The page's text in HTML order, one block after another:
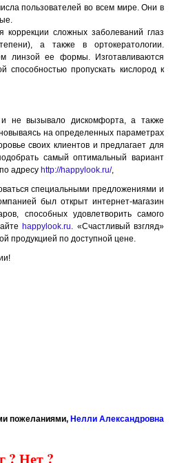
пользователей во всем мире. Они в
сложных заболеваний глаз
а также в ортокератологии.
линзой ее формы. Изготавливаются
способностью пропускать кислород к
не вызывало дискомфорта, а также
на определенных параметрах
своих клиентов и предлагает для
самый оптимальный вариант
адресу http://happylook.ru/,
специальными предложениями и
был открыт интернет-магазин
способных удовлетворить самого
happylook.ru. «Счастливый взгляд»
продукцией по доступной цене.
пожеланиями, Нелли Александровна
? Нет ?